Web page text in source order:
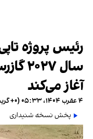
رئیس پروژه
سال
آغاز می‌کند
۴ عقرب ۱۴۰۴، ۰۵:۳۳ (‎+۰ گرینویچ)
پخش نسخه شنیداری